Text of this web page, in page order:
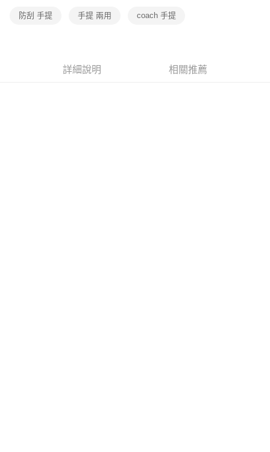
防刮 手提 手提 兩用 coach 手提
詳細說明 相關推薦